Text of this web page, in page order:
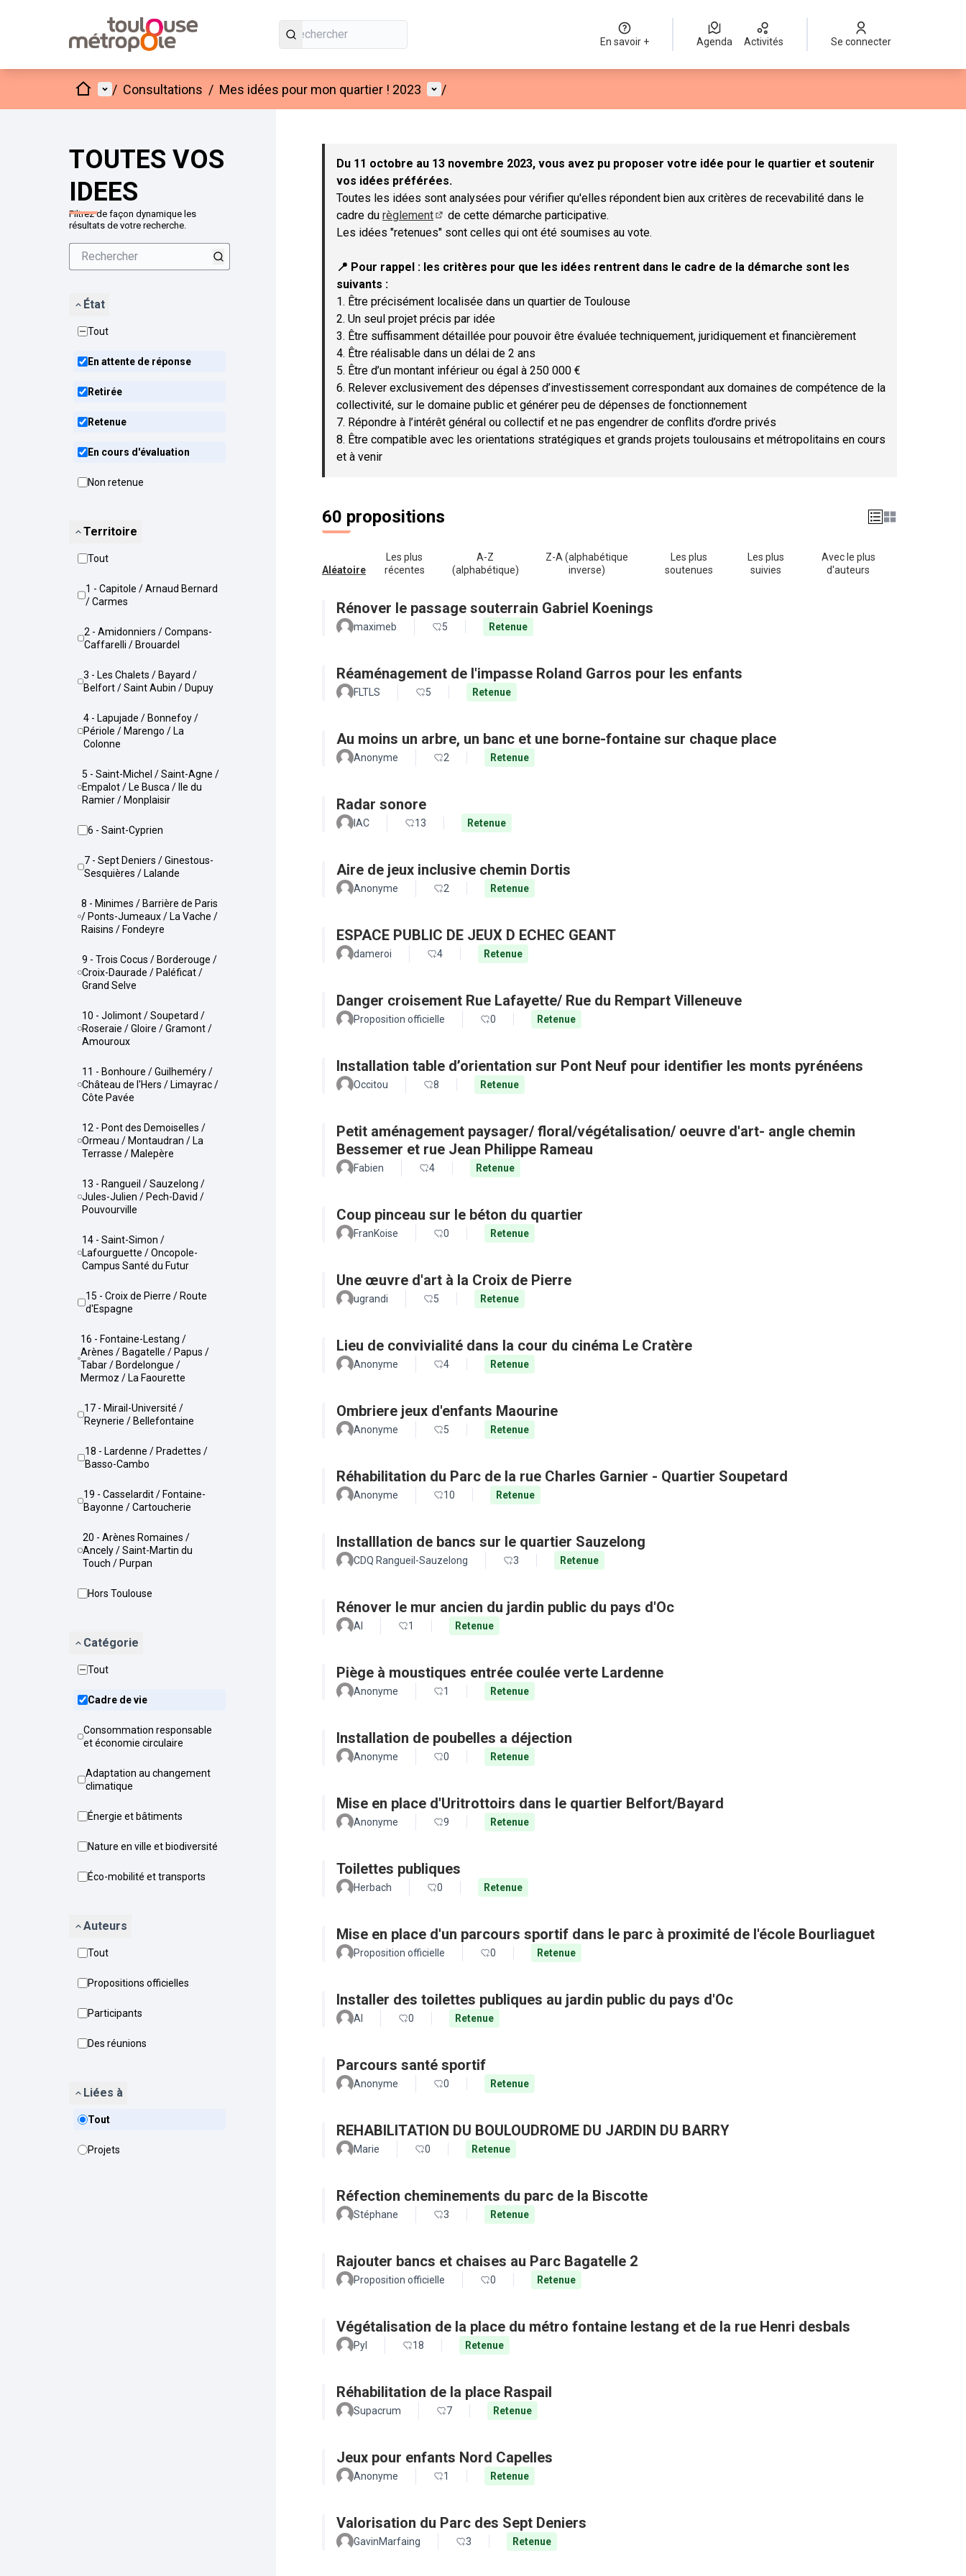
En savoir + Agenda Activités Se connecter
AccueilMenu principal
/ Consultations / Mes idées pour mon quartier ! 2023 Menu utilisateur
/
TOUTES VOS
IDEES
Filtrez de façon dynamique les
résultats de votre recherche.
État
Tout
En attente de réponse
Retirée
Retenue
En cours d'évaluation
Non retenue
Territoire
Tout
1 - Capitole / Arnaud Bernard
/ Carmes
2 - Amidonniers / Compans-
Caffarelli / Brouardel
3 - Les Chalets / Bayard /
Belfort / Saint Aubin / Dupuy
4 - Lapujade / Bonnefoy /
Périole / Marengo / La
Colonne
5 - Saint-Michel / Saint-Agne /
Empalot / Le Busca / Ile du
Ramier / Monplaisir
6 - Saint-Cyprien
7 - Sept Deniers / Ginestous-
Sesquières / Lalande
8 - Minimes / Barrière de Paris
/ Ponts-Jumeaux / La Vache /
Raisins / Fondeyre
9 - Trois Cocus / Borderouge /
Croix-Daurade / Paléficat /
Grand Selve
10 - Jolimont / Soupetard /
Roseraie / Gloire / Gramont /
Amouroux
11 - Bonhoure / Guilheméry /
Château de l'Hers / Limayrac /
Côte Pavée
12 - Pont des Demoiselles /
Ormeau / Montaudran / La
Terrasse / Malepère
13 - Rangueil / Sauzelong /
Jules-Julien / Pech-David /
Pouvourville
14 - Saint-Simon /
Lafourguette / Oncopole-
Campus Santé du Futur
15 - Croix de Pierre / Route
d'Espagne
16 - Fontaine-Lestang /
Arènes / Bagatelle / Papus /
Tabar / Bordelongue /
Mermoz / La Faourette
17 - Mirail-Université /
Reynerie / Bellefontaine
18 - Lardenne / Pradettes /
Basso-Cambo
19 - Casselardit / Fontaine-
Bayonne / Cartoucherie
20 - Arènes Romaines /
Ancely / Saint-Martin du
Touch / Purpan
Hors Toulouse
Catégorie
Tout
Cadre de vie
Consommation responsable
et économie circulaire
Adaptation au changement
climatique
Énergie et bâtiments
Nature en ville et biodiversité
Éco-mobilité et transports
Auteurs
Tout
Propositions officielles
Participants
Des réunions
Liées à
Tout
Projets
Passer la carte
Du 11 octobre au 13 novembre 2023, vous avez pu proposer votre idée pour le quartier et soutenir
vos idées préférées.
Toutes les idées sont analysées pour vérifier qu'elles répondent bien aux critères de recevabilité dans le
cadre du règlement
(Lien externe)
de cette démarche participative.
Les idées "retenues" sont celles qui ont été soumises au vote.
📍 Pour rappel : les critères pour que les idées rentrent dans le cadre de la démarche sont les
suivants :
1. Être précisément localisée dans un quartier de Toulouse
2. Un seul projet précis par idée
3. Être suffisamment détaillée pour pouvoir être évaluée techniquement, juridiquement et financièrement
4. Être réalisable dans un délai de 2 ans
5. Être d’un montant inférieur ou égal à 250 000 €
6. Relever exclusivement des dépenses d’investissement correspondant aux domaines de compétence de la
collectivité, sur le domaine public et générer peu de dépenses de fonctionnement
7. Répondre à l’intérêt général ou collectif et ne pas engendrer de conflits d’ordre privés
8. Être compatible avec les orientations stratégiques et grands projets toulousains et métropolitains en cours
et à venir
60 propositions
Aléatoire
Les plus
récentes
A-Z
(alphabétique)
Z-A (alphabétique
inverse)
Les plus
soutenues
Les plus
suivies
Avec le plus
d'auteurs
Rénover le passage souterrain Gabriel Koenings
maximeb 5 Retenue
Réaménagement de l'impasse Roland Garros pour les enfants
FLTLS 5 Retenue
Au moins un arbre, un banc et une borne-fontaine sur chaque place
Anonyme 2 Retenue
Radar sonore
IAC 13 Retenue
Aire de jeux inclusive chemin Dortis
Anonyme 2 Retenue
ESPACE PUBLIC DE JEUX D ECHEC GEANT
dameroi 4 Retenue
Danger croisement Rue Lafayette/ Rue du Rempart Villeneuve
Proposition officielle 0 Retenue
Installation table d’orientation sur Pont Neuf pour identifier les monts pyrénéens
Occitou 8 Retenue
Petit aménagement paysager/ floral/végétalisation/ oeuvre d'art- angle chemin
Bessemer et rue Jean Philippe Rameau
Fabien 4 Retenue
Coup pinceau sur le béton du quartier
FranKoise 0 Retenue
Une œuvre d'art à la Croix de Pierre
ugrandi 5 Retenue
Lieu de convivialité dans la cour du cinéma Le Cratère
Anonyme 4 Retenue
Ombriere jeux d'enfants Maourine
Anonyme 5 Retenue
Réhabilitation du Parc de la rue Charles Garnier - Quartier Soupetard
Anonyme 10 Retenue
Installlation de bancs sur le quartier Sauzelong
CDQ Rangueil-Sauzelong 3 Retenue
Rénover le mur ancien du jardin public du pays d'Oc
Al 1 Retenue
Piège à moustiques entrée coulée verte Lardenne
Anonyme 1 Retenue
Installation de poubelles a déjection
Anonyme 0 Retenue
Mise en place d'Uritrottoirs dans le quartier Belfort/Bayard
Anonyme 9 Retenue
Toilettes publiques
Herbach 0 Retenue
Mise en place d'un parcours sportif dans le parc à proximité de l'école Bourliaguet
Proposition officielle 0 Retenue
Installer des toilettes publiques au jardin public du pays d'Oc
Al 0 Retenue
Parcours santé sportif
Anonyme 0 Retenue
REHABILITATION DU BOULOUDROME DU JARDIN DU BARRY
Marie 0 Retenue
Réfection cheminements du parc de la Biscotte
Stéphane 3 Retenue
Rajouter bancs et chaises au Parc Bagatelle 2
Proposition officielle 0 Retenue
Végétalisation de la place du métro fontaine lestang et de la rue Henri desbals
Pyl 18 Retenue
Réhabilitation de la place Raspail
Supacrum 7 Retenue
Jeux pour enfants Nord Capelles
Anonyme 1 Retenue
Valorisation du Parc des Sept Deniers
GavinMarfaing 3 Retenue